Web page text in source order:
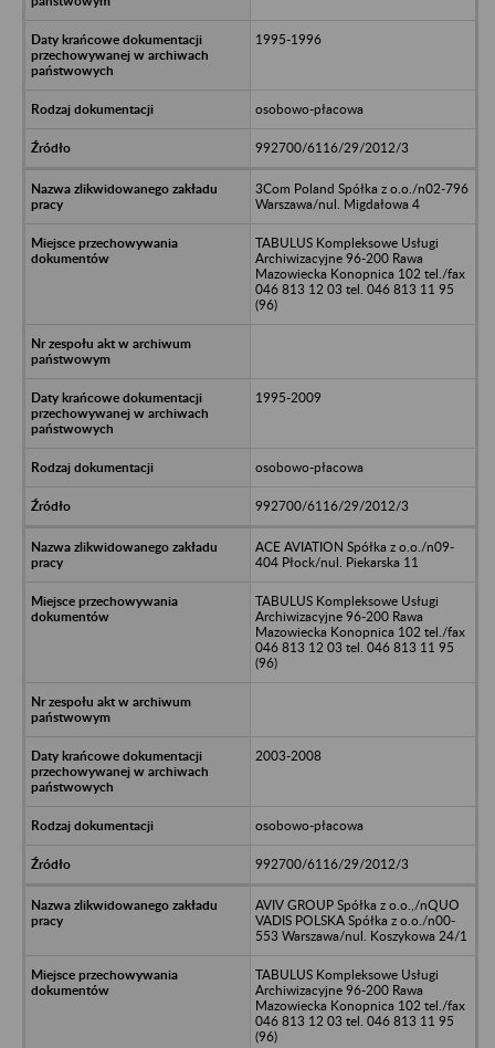
1995-1996
osobowo-płacowa
992700/6116/29/2012/3
3Com Poland Spółka z o.o./n02-796
Warszawa/nul. Migdałowa 4
TABULUS Kompleksowe Usługi
Archiwizacyjne 96-200 Rawa
Mazowiecka Konopnica 102 tel./fax
046 813 12 03 tel. 046 813 11 95
(96)
1995-2009
osobowo-płacowa
992700/6116/29/2012/3
ACE AVIATION Spółka z o.o./n09-
404 Płock/nul. Piekarska 11
TABULUS Kompleksowe Usługi
Archiwizacyjne 96-200 Rawa
Mazowiecka Konopnica 102 tel./fax
046 813 12 03 tel. 046 813 11 95
(96)
2003-2008
osobowo-płacowa
992700/6116/29/2012/3
AVIV GROUP Spółka z o.o.,/nQUO
VADIS POLSKA Spółka z o.o./n00-
553 Warszawa/nul. Koszykowa 24/1
TABULUS Kompleksowe Usługi
Archiwizacyjne 96-200 Rawa
Mazowiecka Konopnica 102 tel./fax
046 813 12 03 tel. 046 813 11 95
(96)